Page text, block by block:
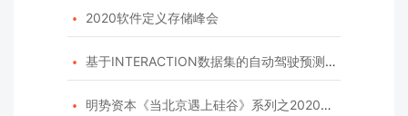
 2020软件定义存储峰会
 基于INTERACTION数据集的自动驾驶预测模型挑战赛
 明势资本《当北京遇上硅谷》系列之2020年度开源峰会